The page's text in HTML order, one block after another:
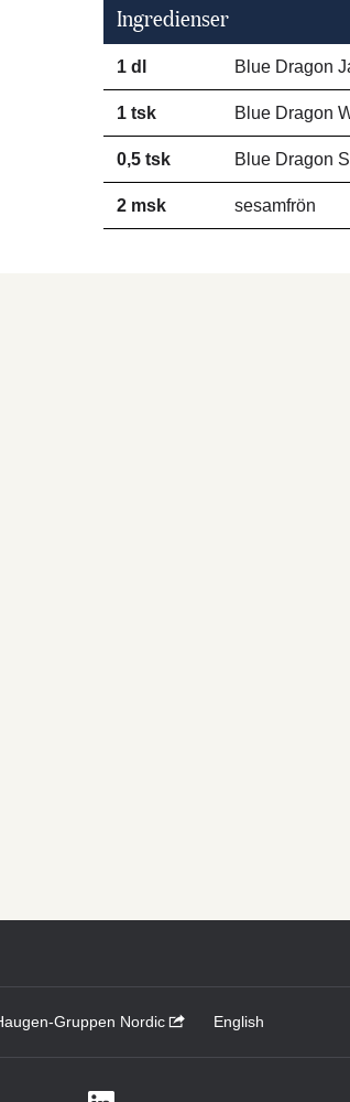
Ingredienser
1 dl Blue Dragon
1 tsk Blue Dragon
0,5 tsk Blue Dragon
2 msk sesamfrön
Gruppen Nordic English